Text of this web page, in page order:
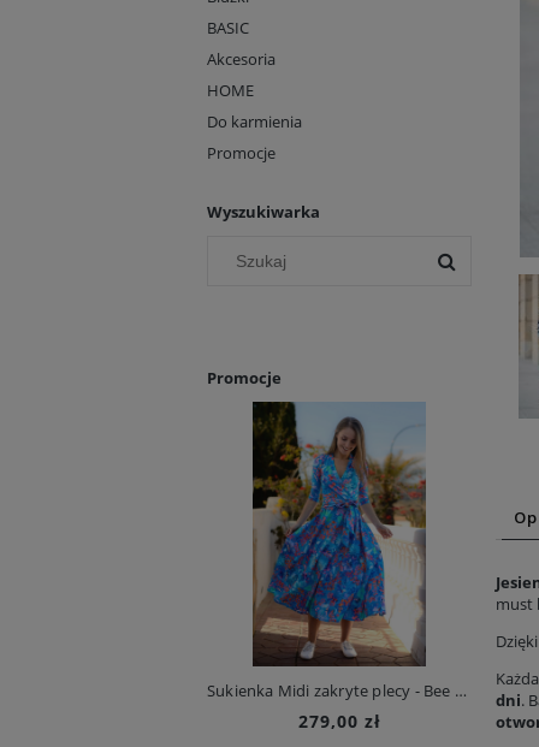
BASIC
Akcesoria
HOME
Do karmienia
Promocje
Wyszukiwarka
Promocje
Sukienka Midi zakryte plecy - Bee Heaven
279,00 zł
must
dni.